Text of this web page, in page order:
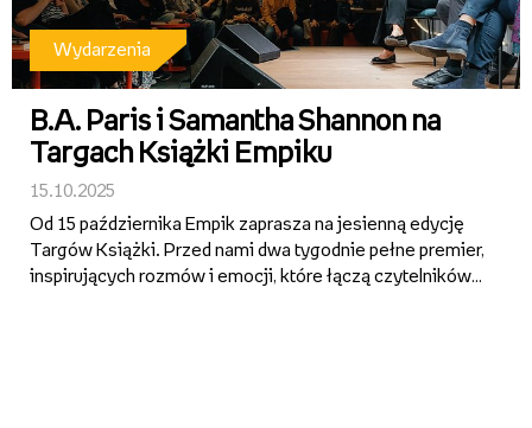
Wydarzenia
B.A. Paris i Samantha Shannon na
Targach Książki Empiku
15.10.2025
Od 15 października Empik zaprasza na jesienną edycję
Targów Książki. Przed nami dwa tygodnie pełne premier,
inspirujących rozmów i emocji, które łączą czytelników z